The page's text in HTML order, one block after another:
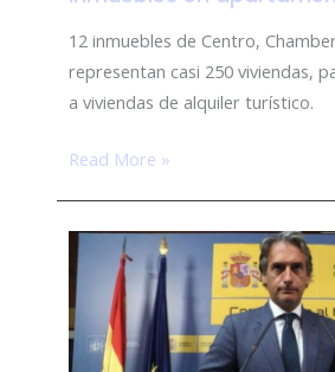
12 inmuebles de Centro,
representan casi 250 viviendas,
a viviendas de alquiler turístico.
envía
un
mensaje
a
inversores
la
conversión
de
inmuebles
Read More »